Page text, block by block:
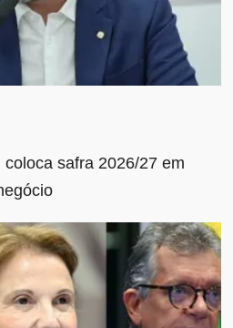
safra 2026/27 em